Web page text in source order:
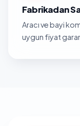
Fabrikadan
Aracı ve bayi
uygun fiyat